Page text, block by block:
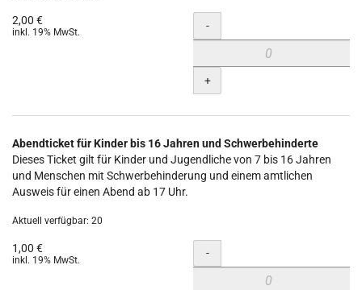
2,00 €
inkl. 19% MwSt. Menge
-
+
Abendticket für Kinder bis 16 Jahren und Schwerbehinderte
Dieses Ticket gilt für Kinder und Jugendliche von 7 bis 16 Jahren
und Menschen mit Schwerbehinderung und einem amtlichen
Ausweis für einen Abend ab 17 Uhr.
Aktuell verfügbar: 20
1,00 €
inkl. 19% MwSt. Menge
-